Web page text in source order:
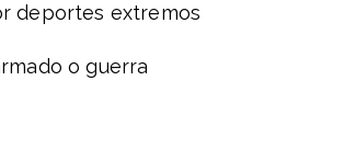
deportes extremos
o guerra